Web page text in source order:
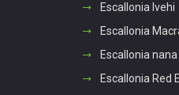
Escallonia Ivehi
Escallonia
Escallonia
Escallonia Red